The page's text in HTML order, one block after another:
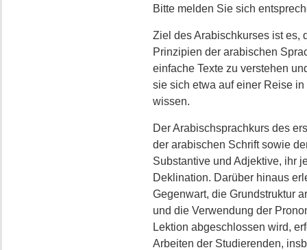
Bitte melden Sie sich
Ziel des Arabischkurses ist es,
Prinzipien der arabischen
einfache Texte zu verstehen
sie sich etwa auf einer Reise
wissen.
Der Arabischsprachkurs des
der arabischen Schrift sowie
Substantive und Adjektive, ihr
Deklination. Darüber hinaus
Gegenwart, die Grundstruktur
und die Verwendung der
Lektion abgeschlossen wird,
Arbeiten der Studierenden,